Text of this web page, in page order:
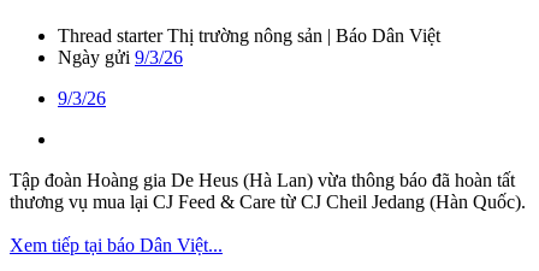
Thread starter Thị trường nông sản | Báo Dân Việt
Ngày gửi 9/3/26
9/3/26
Tập đoàn Hoàng gia De Heus (Hà Lan) vừa thông báo đã hoàn tất
thương vụ mua lại CJ Feed & Care từ CJ Cheil Jedang (Hàn Quốc).
Xem tiếp tại báo Dân Việt...